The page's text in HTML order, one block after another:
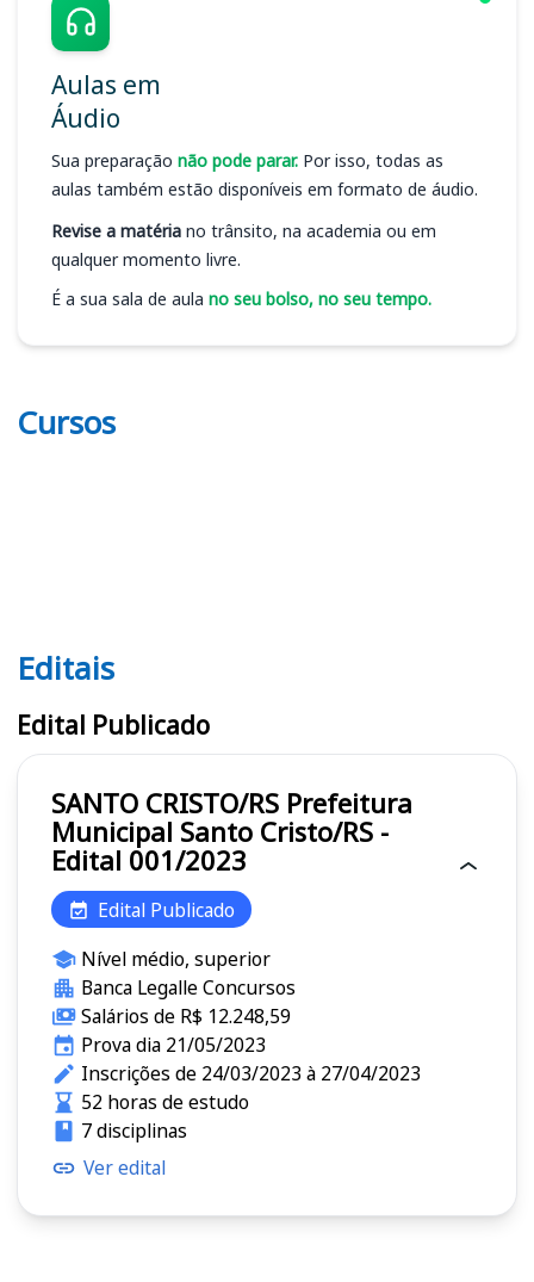
Aulas em
Áudio
Sua preparação não pode parar. Por isso, todas as
aulas também estão disponíveis em formato de áudio.
Revise a matéria no trânsito, na academia ou em
qualquer momento livre.
É a sua sala de aula no seu bolso, no seu tempo.
Cursos
Editais
Editais
Edital Publicado
SANTO CRISTO/RS Prefeitura
Municipal Santo Cristo/RS -
Edital 001/2023
Edital Publicado
Nível médio, superior
Banca Legalle Concursos
Salários de R$ 12.248,59
Prova dia 21/05/2023
Inscrições de 24/03/2023 à 27/04/2023
52 horas de estudo
7 disciplinas
Ver edital